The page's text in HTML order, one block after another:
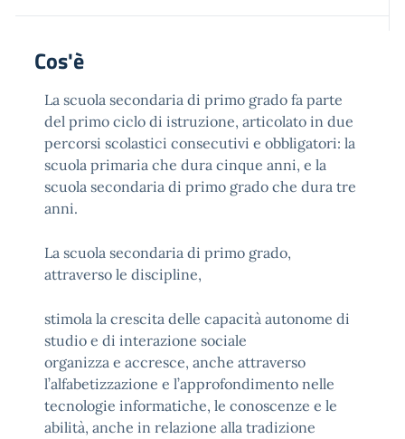
Cos'è
La scuola secondaria di primo grado fa parte
del primo ciclo di istruzione, articolato in due
percorsi scolastici consecutivi e obbligatori: la
scuola primaria che dura cinque anni, e la
scuola secondaria di primo grado che dura tre
anni.
La scuola secondaria di primo grado,
attraverso le discipline,
stimola la crescita delle capacità autonome di
studio e di interazione sociale
organizza e accresce, anche attraverso
l’alfabetizzazione e l’approfondimento nelle
tecnologie informatiche, le conoscenze e le
abilità, anche in relazione alla tradizione